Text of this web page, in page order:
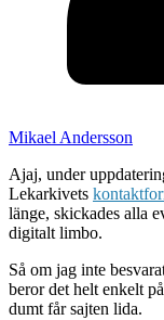
Mikael Andersson
Ajaj, under
Lekarkivets
länge, skickades alla
digitalt limbo.
Så om jag inte
beror det helt enkelt
dumt får sajten lida.